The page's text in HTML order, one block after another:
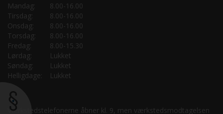
Mandag:
8.00-16.00
Tirsdag:
8.00-16.00
Onsdag:
8.00-16.00
Torsdag:
8.00-16.00
Fredag:
8.00-15.30
Lørdag:
Lukket
Søndag:
Lukket
Helligdage:
Lukket
Værkstedstelefonerne åbner kl. 9, men værkstedsmodtagelsen